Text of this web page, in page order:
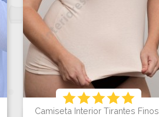
Camiseta Interior Tirantes Finos